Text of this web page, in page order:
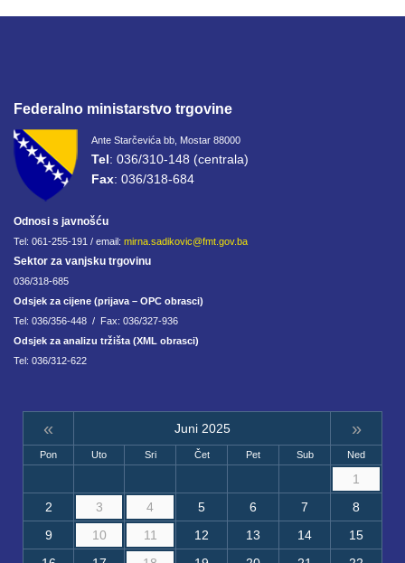
Federalno ministarstvo trgovine
Ante Starčevića bb, Mostar 88000
Tel: 036/310-148 (centrala)
Fax: 036/318-684
Odnosi s javnošću
Tel: 061-255-191 / email: mirna.sadikovic@fmt.gov.ba
Sektor za vanjsku trgovinu
036/318-685
Odsjek za cijene (prijava – OPC obrasci)
Tel: 036/356-448 / Fax: 036/327-936
Odsjek za analizu tržišta (XML obrasci)
Tel: 036/312-622
« Juni 2025 »
Pon Uto Sri Čet Pet Sub Ned
1
2
3 4 5 6 7
8
9
10 11 12 13 14
15